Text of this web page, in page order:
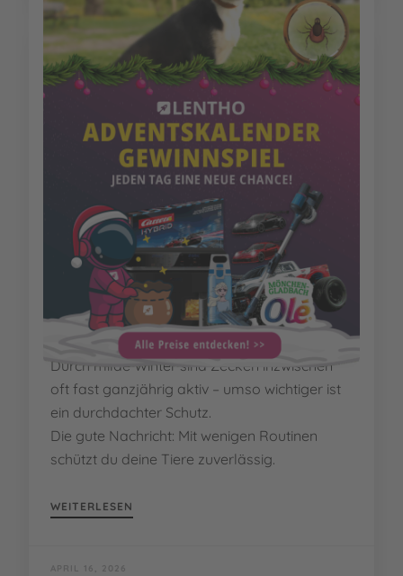
EMPFEHLUNGEN
Zeckenschutz bei Hund &
Katze: Tipps für sichere
Spaziergänge
Sobald die Temperaturen steigen, beginnt
auch wieder die Zeckenzeit für Hund und
Durch milde Winter sind Zecken inzwischen
oft fast ganzjährig aktiv – umso wichtiger ist
ein durchdachter Schutz.
Die gute Nachricht: Mit wenigen Routinen
schützt du deine Tiere zuverlässig.
WEITERLESEN
APRIL 16, 2026